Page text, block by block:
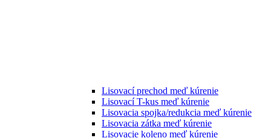
Lisovací prechod meď kúrenie
Lisovací T-kus meď kúrenie
Lisovacia spojka/redukcia meď kúrenie
Lisovacia zátka meď kúrenie
Lisovacie koleno meď kúrenie